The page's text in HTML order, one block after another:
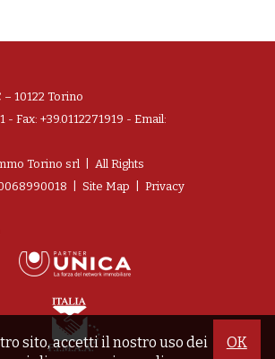
10122 Torino
- Fax: +39.0112271919 - Email:
Torino srl | All Rights
Site Map
Privacy
sito, accetti il nostro uso dei
OK